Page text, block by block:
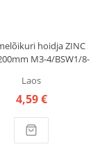
hoidja ZINC
M3-4/BSW1/8-
Laos
4,59 €